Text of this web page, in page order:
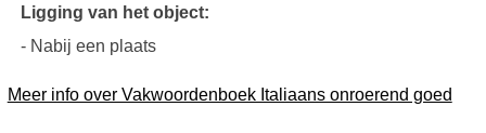
Ligging van het object:
- Nabij een plaats
Meer info over Vakwoordenboek Italiaans onroerend goed